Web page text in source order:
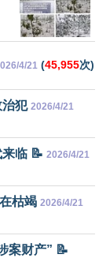
4/21 (45,955次)
治犯 2026/4/21
临 📝 2026/4/21
枯竭 2026/4/21
案财产” 📝